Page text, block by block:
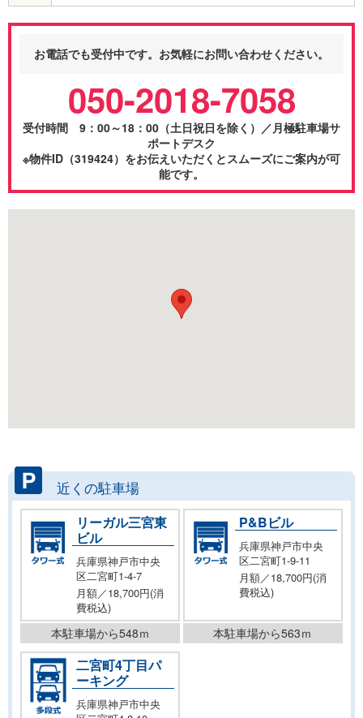
お電話でも受付中です。お気軽にお問い合わせください。
050-2018-7058
受付時間 9：00～18：00（土日祝日を除く）／月極駐車場サ
ポートデスク
※物件ID（319424）をお伝えいただくとスムーズにご案内が可
能です。
近くの駐車場
リーガル三宮東
ビル
兵庫県神戸市中央
区二宮町1-4-7
月額／18,700円(消
費税込)
本駐車場から548ｍ
P&Bビル
兵庫県神戸市中央
区二宮町1-9-11
月額／18,700円(消
費税込)
本駐車場から563ｍ
二宮町4丁目パ
ーキング
兵庫県神戸市中央